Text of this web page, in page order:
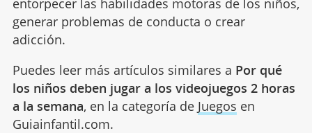
generar problemas de conducta o crear
adicción.
Puedes leer más artículos similares a Por qué
los niños deben jugar a los videojuegos 2 horas
a la semana, en la categoría de Juegos en
Guiainfantil.com.